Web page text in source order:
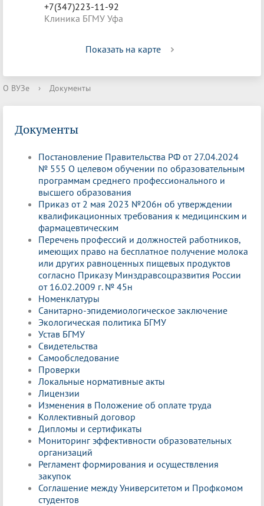
+7(347)223-11-92
Клиника БГМУ Уфа
Показать на карте
О ВУЗе › Документы
Документы
Постановление Правительства РФ от 27.04.2024
№ 555 О целевом обучении по образовательным
программам среднего профессионального и
высшего образования
Приказ от 2 мая 2023 №206н об утверждении
квалификационных требования к медицинским и
фармацевтическим
Перечень профессий и должностей работников,
имеющих право на бесплатное получение молока
или других равноценных пищевых продуктов
согласно Приказу Минздравсоцразвития России
от 16.02.2009 г. № 45н
Номенклатуры
Санитарно-эпидемиологическое заключение
Экологическая политика БГМУ
Устав БГМУ
Свидетельства
Самообследование
Проверки
Локальные нормативные акты
Лицензии
Изменения в Положение об оплате труда
Коллективный договор
Дипломы и сертификаты
Мониторинг эффективности образовательных
организаций
Регламент формирования и осуществления
закупок
Соглашение между Университетом и Профкомом
студентов